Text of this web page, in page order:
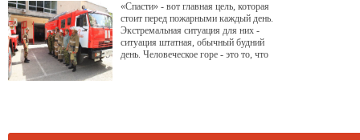
«Спасти» - вот главная цель, которая
стоит перед пожарными каждый день.
Экстремальная ситуация для них -
ситуация штатная, обычный будний
день. Человеческое горе - это то, что